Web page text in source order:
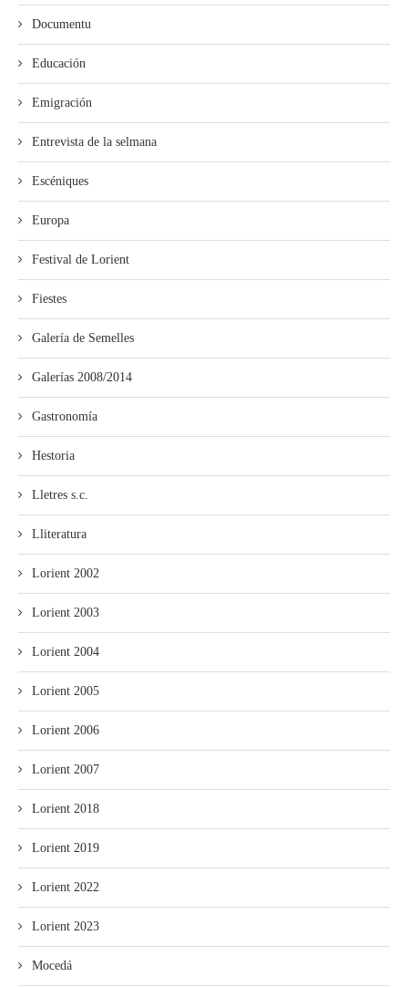
Documentu
Educación
Emigración
Entrevista de la selmana
Escéniques
Europa
Festival de Lorient
Fiestes
Galería de Semelles
Galerías 2008/2014
Gastronomía
Hestoria
Lletres s.c.
Lliteratura
Lorient 2002
Lorient 2003
Lorient 2004
Lorient 2005
Lorient 2006
Lorient 2007
Lorient 2018
Lorient 2019
Lorient 2022
Lorient 2023
Mocedá